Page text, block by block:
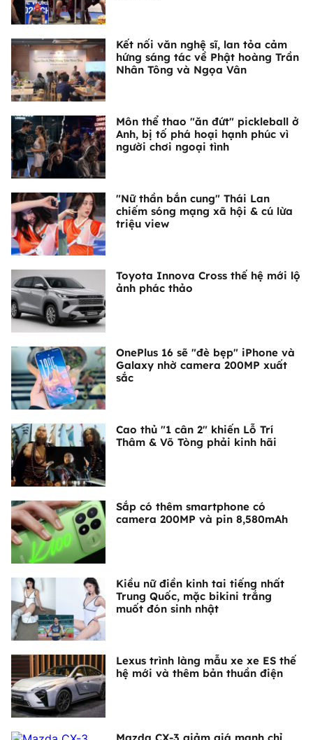
Kết nối văn nghệ sĩ, lan tỏa cảm
hứng sáng tác về Phật hoàng Trần
Nhân Tông và Ngọa Vân
Môn thể thao "ăn đứt" pickleball ở
Anh, bị tố phá hoại hạnh phúc vì
người chơi ngoại tình
"Nữ thần bắn cung" Thái Lan
chiếm sóng mạng xã hội & cú lừa
triệu view
Toyota Innova Cross thế hệ mới lộ
ảnh phác thảo
OnePlus 16 sẽ "đè bẹp" iPhone và
Galaxy nhờ camera 200MP xuất
sắc
Cao thủ "1 cân 2" khiến Lỗ Trí
Thâm & Võ Tòng phải kinh hãi
Sắp có thêm smartphone có
camera 200MP và pin 8,580mAh
Kiều nữ điền kinh tai tiếng nhất
Trung Quốc, mặc bikini trắng
muốt đón sinh nhật
Lexus trình làng mẫu xe xe ES thế
hệ mới và thêm bản thuần điện